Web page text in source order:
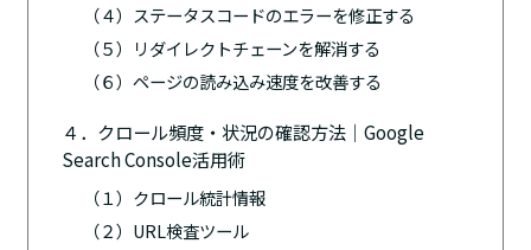
（４）ステータスコードのエラーを修正する
（５）リダイレクトチェーンを解消する
（６）ページの読み込み速度を改善する
４．クロール頻度・状況の確認方法｜Google
Search Console活用術
（１）クロール統計情報
（２）URL検査ツール